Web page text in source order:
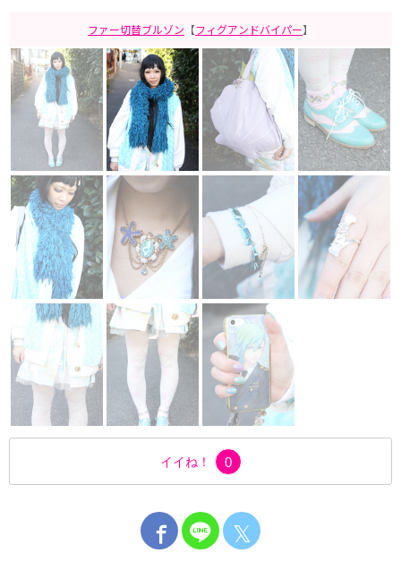
ファー切替ブルゾン 【フィグアンドバイパー】
イイね！ 0
𝕏